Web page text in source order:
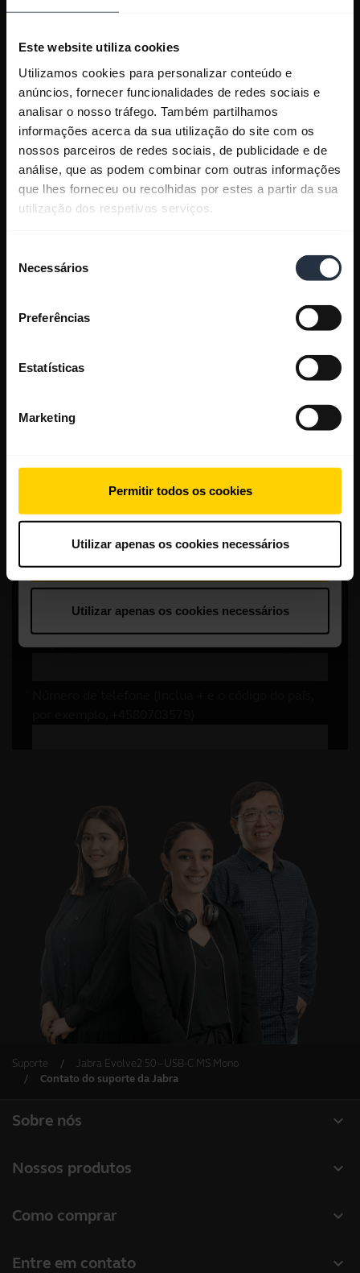
Este website utiliza cookies
Utilizamos cookies para personalizar conteúdo e
anúncios, fornecer funcionalidades de redes sociais e
analisar o nosso tráfego. Também partilhamos
informações acerca da sua utilização do site com os
nossos parceiros de redes sociais, de publicidade e de
análise, que as podem combinar com outras informações
que lhes forneceu ou recolhidas por estes a partir da sua
utilização dos respetivos serviços.
Necessários
Preferências
Estatísticas
Marketing
Permitir todos os cookies
Utilizar apenas os cookies necessários
Suporte
Jabra Evolve2 50 – USB-C MS Mono
Contato do suporte da Jabra
expand_more
Sobre nós
Sustentabilidade
expand_more
Nossos produtos
Câmeras de conferência
expand_more
Como comprar
expand_more
Entre em contato